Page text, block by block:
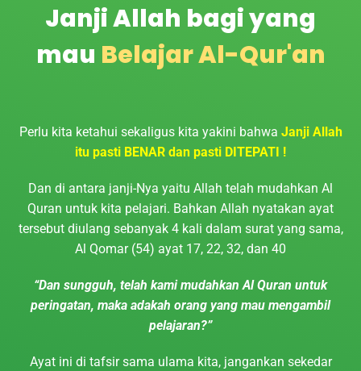
Janji Allah bagi yang
mau Belajar Al-Qur'an
Perlu kita ketahui sekaligus kita yakini bahwa Janji Allah
itu pasti BENAR dan pasti DITEPATI !
Dan di antara janji-Nya yaitu Allah telah mudahkan Al
Quran untuk kita pelajari. Bahkan Allah nyatakan ayat
tersebut diulang sebanyak 4 kali dalam surat yang sama,
Al Qomar (54) ayat 17, 22, 32, dan 40
“Dan sungguh, telah kami mudahkan Al Quran untuk
peringatan, maka adakah orang yang mau mengambil
pelajaran?”
Ayat ini di tafsir sama ulama kita, jangankan sekedar